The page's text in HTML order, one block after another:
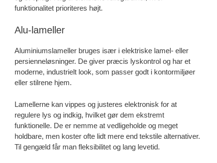
funktionalitet prioriteres højt.
Alu-lameller
Aluminiumslameller bruges især i elektriske lamel- eller
persienneløsninger. De giver præcis lyskontrol og har et
moderne, industrielt look, som passer godt i kontormiljøer
eller stilrene hjem.
Lamellerne kan vippes og justeres elektronisk for at
regulere lys og indkig, hvilket gør dem ekstremt
funktionelle. De er nemme at vedligeholde og meget
holdbare, men koster ofte lidt mere end tekstile alternativer.
Til gengæld får man fleksibilitet og lang levetid.